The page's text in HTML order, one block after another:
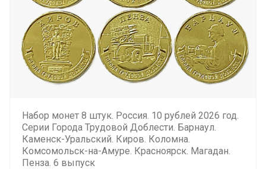
Набор монет 8 штук. Россия. 10 рублей 2026 год.
Серии Города Трудовой Доблести. Барнаул.
Каменск-Уральский. Киров. Коломна.
Комсомольск-на-Амуре. Красноярск. Магадан.
Пенза. 6 выпуск